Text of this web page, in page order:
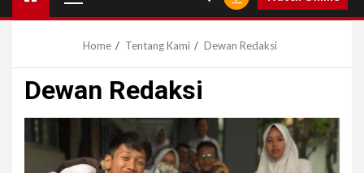
Menu
Home Tentang Kami Dewan Redaksi
Dewan Redaksi